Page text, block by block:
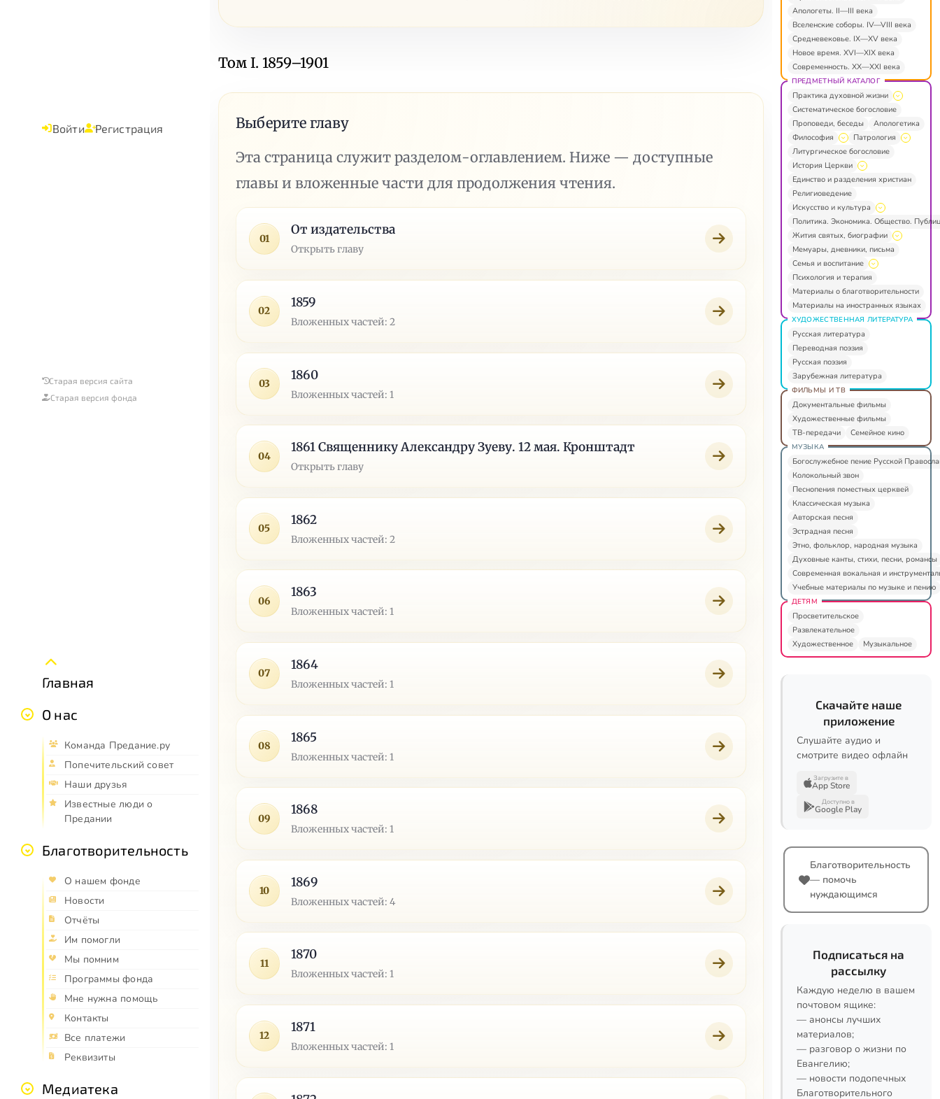
Войти Регистрация
Старая версия сайта
Старая версия фонда
Главная
О нас
Команда Предание.ру
Попечительский совет
Наши друзья
Известные люди о
Предании
Благотворительность
О нашем фонде
Новости
Отчёты
Им помогли
Мы помним
Программы фонда
Мне нужна помощь
Контакты
Все платежи
Реквизиты
Медиатека
Том I. 1859–1901
Выберите главу
Эта страница служит разделом-оглавлением. Ниже — доступные
главы и вложенные части для продолжения чтения.
01
От издательства
Открыть главу
02
1859
Вложенных частей: 2
03
1860
Вложенных частей: 1
04
1861 Священнику Александру Зуеву. 12 мая. Кронштадт
Открыть главу
05
1862
Вложенных частей: 2
06
1863
Вложенных частей: 1
07
1864
Вложенных частей: 1
08
1865
Вложенных частей: 1
09
1868
Вложенных частей: 1
10
1869
Вложенных частей: 4
11
1870
Вложенных частей: 1
12
1871
Вложенных частей: 1
Апологеты. II—III века
Вселенские соборы. IV—VIII века
Средневековье. IX—XV века
Новое время. XVI—XIX века
Современность. XX—XXI века
ПРЕДМЕТНЫЙ КАТАЛОГ
Практика духовной жизни
Систематическое богословие
Проповеди, беседы
Апологетика
Философия
Патрология
Литургическое богословие
История Церкви
Единство и разделения христиан
Религиоведение
Искусство и культура
Политика. Экономика. Общество.
Жития святых, биографии
Мемуары, дневники, письма
Семья и воспитание
Психология и терапия
Материалы о благотворительности
Материалы на иностранных языках
ХУДОЖЕСТВЕННАЯ ЛИТЕРАТУРА
Русская литература
Переводная поэзия
Русская поэзия
Зарубежная литература
ФИЛЬМЫ И ТВ
Документальные фильмы
Художественные фильмы
ТВ-передачи
Семейное кино
МУЗЫКА
Богослужебное пение Русской
Колокольный звон
Песнопения поместных церквей
Классическая музыка
Авторская песня
Эстрадная песня
Этно, фольклор, народная музыка
Духовные канты, стихи, песни, романсы
Современная вокальная и
Учебные материалы по музыке и пению
ДЕТЯМ
Просветительское
Развлекательное
Художественное
Музыкальное
Скачайте наше
приложение
Слушайте аудио и
смотрите видео офлайн
Загрузите в
App Store
Доступно в
Google Play
Благотворительность
— помочь
нуждающимся
Подписаться на
рассылку
Каждую неделю в вашем
почтовом ящике:
— анонсы лучших
материалов;
— разговор о жизни по
Евангелию;
— новости подопечных
Благотворительного